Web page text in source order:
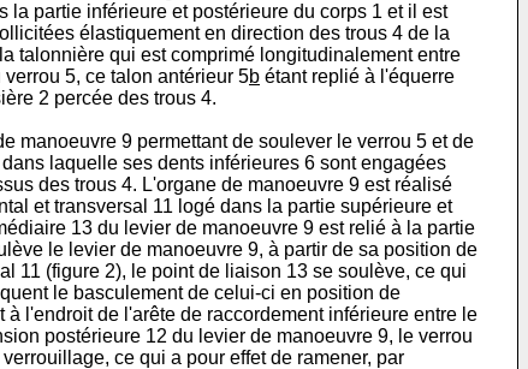
partie inférieure et postérieure du corps 1 et il est
élastiquement en direction des trous 4 de la
talonnière qui est comprimé longitudinalement entre
verrou 5, ce talon antérieur 5b étant replié à l'équerre
2 percée des trous 4.
manoeuvre 9 permettant de soulever le verrou 5 et de
laquelle ses dents inférieures 6 sont engagées
des trous 4. L'organe de manoeuvre 9 est réalisé
et transversal 11 logé dans la partie supérieure et
13 du levier de manoeuvre 9 est relié à la partie
le levier de manoeuvre 9, à partir de sa position de
11 (figure 2), le point de liaison 13 se soulève, ce qui
le basculement de celui-ci en position de
l'endroit de l'arête de raccordement inférieure entre le
postérieure 12 du levier de manoeuvre 9, le verrou
ce qui a pour effet de ramener, par